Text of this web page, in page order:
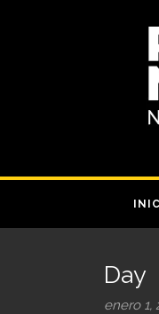
Day
enero 1,